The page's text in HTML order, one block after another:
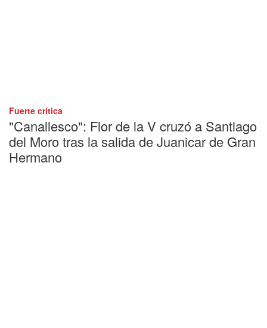
Fuerte crítica
"Canallesco": Flor de la V cruzó a Santiago
del Moro tras la salida de Juanicar de Gran
Hermano